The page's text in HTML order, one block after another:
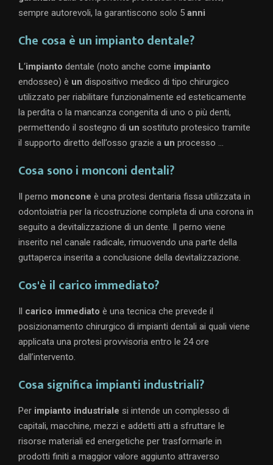
sempre autorevoli, la garantiscono solo 5 anni
Che cosa è un impianto dentale?
L‘impianto dentale (noto anche come impianto
endosseo) è un dispositivo medico di tipo chirurgico
utilizzato per riabilitare funzionalmente ed esteticamente
la perdita o la mancanza congenita di uno o più denti,
permettendo il sostegno di un sostituto protesico tramite
il supporto diretto dell’osso grazie a un processo …
Cosa sono i monconi dentali?
Il perno moncone è una protesi dentaria fissa utilizzata in
odontoiatria per la ricostruzione completa di una corona in
seguito a devitalizzazione di un dente. Il perno viene
inserito nel canale radicale, rimuovendo una parte della
guttaperca inserita a conclusione della devitalizzazione.
Cos'è il carico immediato?
Il carico immediato è una tecnica che prevede il
posizionamento chirurgico di impianti dentali ai quali viene
applicata una protesi provvisoria entro le 24 ore
dall’intervento.
Cosa significa impianti industriali?
Per impianto industriale si intende un complesso di
capitali, macchine, mezzi e addetti atti a sfruttare le
risorse materiali ed energetiche per trasformarle in
prodotti finiti a maggior valore aggiunto attraverso